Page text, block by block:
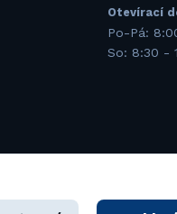
Otevírací
Po-Pá:
So: 8:30 -